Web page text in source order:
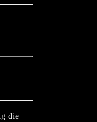
die